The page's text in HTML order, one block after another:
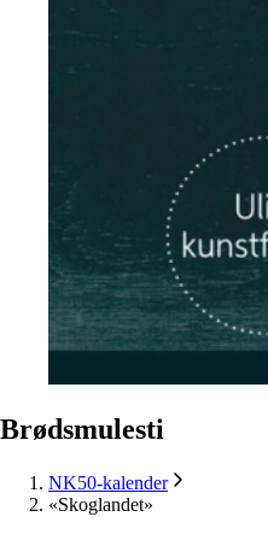
Brødsmulesti
NK50-kalender
«Skoglandet»